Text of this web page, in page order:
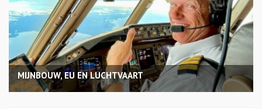
MIJNBOUW, EU EN LUCHTVAART